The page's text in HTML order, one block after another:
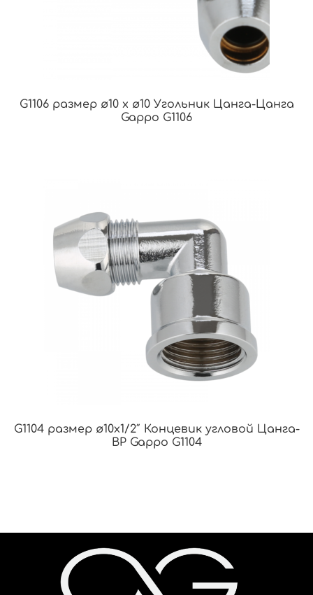
G1106 размер ø10 x ø10 Угольник Цанга-Цанга
Gappo G1106
G1104 размер ø10х1/2″ Концевик угловой Цанга-
ВР Gappo G1104